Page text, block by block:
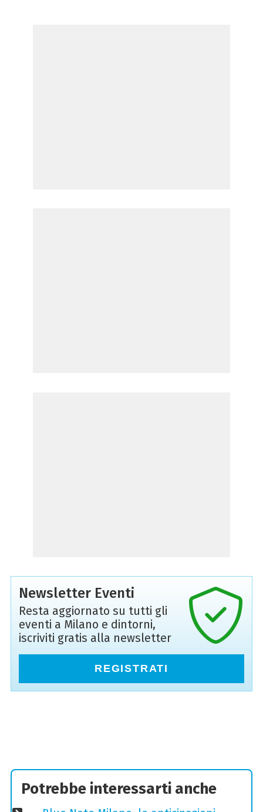
Newsletter Eventi
Resta aggiornato su tutti gli
eventi a Milano e dintorni,
iscriviti gratis alla newsletter
REGISTRATI
Potrebbe interessarti anche